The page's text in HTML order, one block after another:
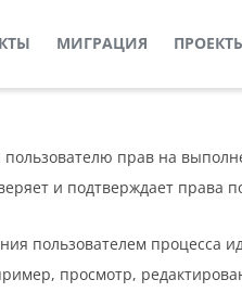
МИГРАЦИЯ
прав на
и подтверждает права
пользователем процесса
просмотр,